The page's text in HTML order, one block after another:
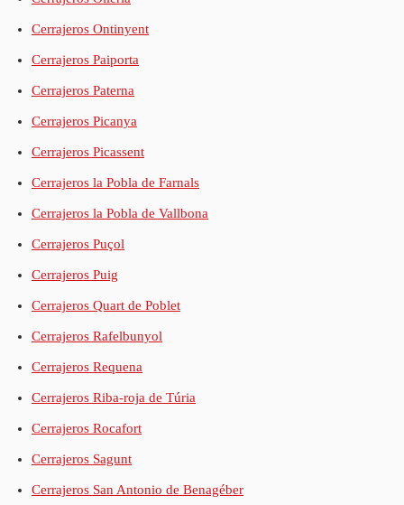
Cerrajeros Ontinyent
Cerrajeros Paiporta
Cerrajeros Paterna
Cerrajeros Picanya
Cerrajeros Picassent
Cerrajeros la Pobla de Farnals
Cerrajeros la Pobla de Vallbona
Cerrajeros Puçol
Cerrajeros Puig
Cerrajeros Quart de Poblet
Cerrajeros Rafelbunyol
Cerrajeros Requena
Cerrajeros Riba-roja de Túria
Cerrajeros Rocafort
Cerrajeros Sagunt
Cerrajeros San Antonio de Benagéber